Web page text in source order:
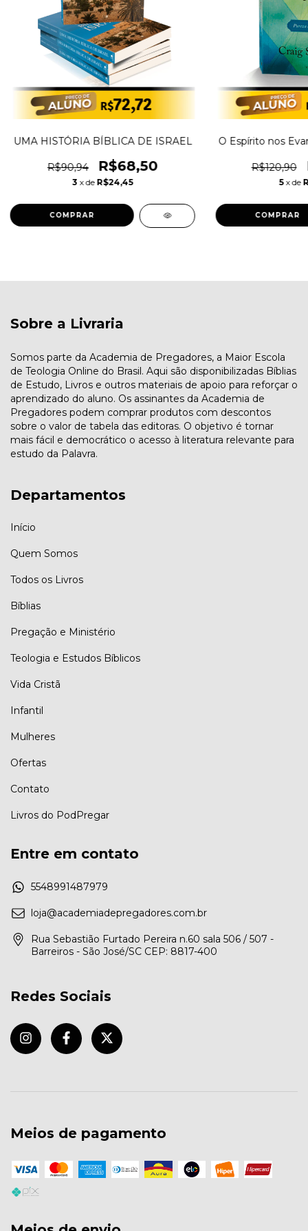
UMA HISTÓRIA BÍBLICA DE ISRAEL
R$90,94 R$68,50
3 x de R$24,45
O Espírito nos
R$120,90
5 x de
Sobre a Livraria
Somos parte da Academia de Pregadores, a Maior Escola
de Teologia Online do Brasil. Aqui são disponibilizadas Bíblias
de Estudo, Livros e outros materiais de apoio para reforçar o
aprendizado do aluno. Os assinantes da Academia de
Pregadores podem comprar produtos com descontos
sobre o valor de tabela das editoras. O objetivo é tornar
mais fácil e democrático o acesso à literatura relevante para
estudo da Palavra.
Departamentos
Início
Quem Somos
Todos os Livros
Bíblias
Pregação e Ministério
Teologia e Estudos Bíblicos
Vida Cristã
Infantil
Mulheres
Ofertas
Contato
Livros do PodPregar
Entre em contato
5548991487979
loja@academiadepregadores.com.br
Rua Sebastião Furtado Pereira n.60 sala 506 / 507 -
Barreiros - São José/SC CEP: 8817-400
Redes Sociais
Meios de pagamento